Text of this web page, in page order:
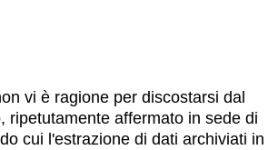
vi è ragione per discostarsi dal
ripetutamente affermato in sede di
cui l'estrazione di dati archiviati in